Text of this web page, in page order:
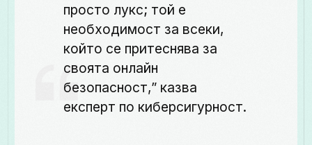
просто лукс; той е
необходимост за всеки,
който се притеснява за
своята онлайн
безопасност,” казва
експерт по киберсигурност.